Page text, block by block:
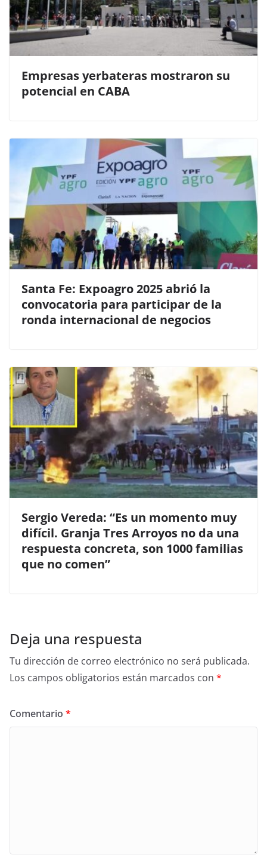
Empresas yerbateras mostraron su
potencial en CABA
Santa Fe: Expoagro 2025 abrió la
convocatoria para participar de la
ronda internacional de negocios
Sergio Vereda: “Es un momento muy
difícil. Granja Tres Arroyos no da una
respuesta concreta, son 1000 familias
que no comen”
Deja una respuesta
Tu dirección de correo electrónico no será publicada.
Los campos obligatorios están marcados con *
Comentario *